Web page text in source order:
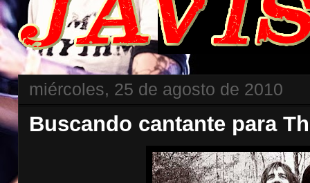
miércoles, 25 de agosto de 2010
Buscando cantante para